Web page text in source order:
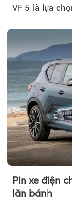
VF 5 là lựa
Pin xe điện
lăn bánh